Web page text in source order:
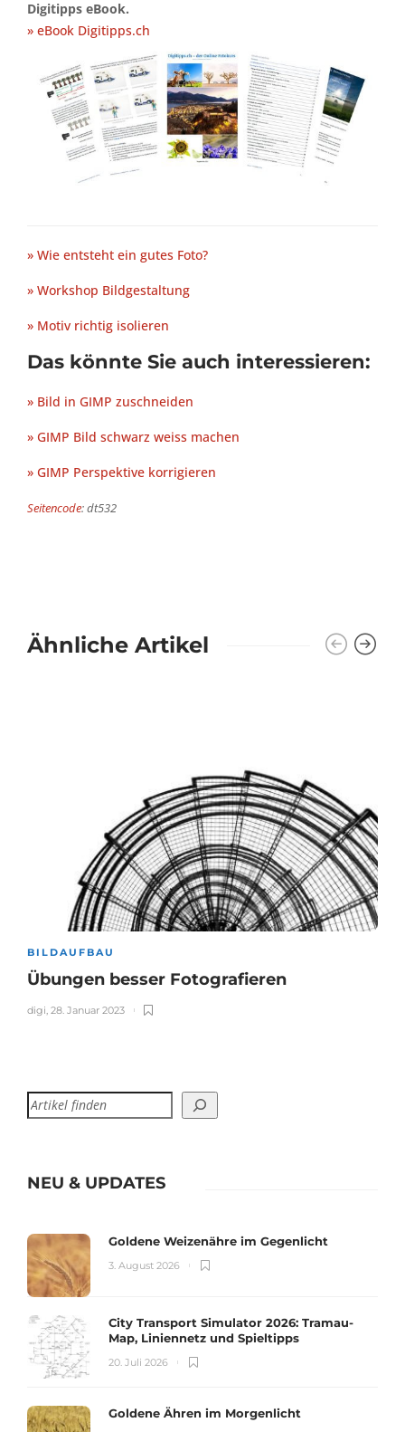
Digitipps eBook.
» eBook Digitipps.ch
» Wie entsteht ein gutes Foto?
» Workshop Bildgestaltung
» Motiv richtig isolieren
Das könnte Sie auch interessieren:
» Bild in GIMP zuschneiden
» GIMP Bild schwarz weiss machen
» GIMP Perspektive korrigieren
Seitencode: dt532
Ähnliche Artikel
BILDAUFBAU
Übungen besser Fotografieren
digi 28. Januar 2023
NEU & UPDATES
Goldene Weizenähre im Gegenlicht
3. August 2026
City Transport Simulator 2026: Tramau-
Map, Liniennetz und Spieltipps
20. Juli 2026
Goldene Ähren im Morgenlicht